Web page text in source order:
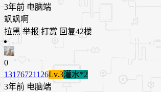
3年前 电脑端
飒飒啊
拉黑 举报 打赏 回复42楼
0
13176721126Lv.3灌水*2
3年前 电脑端